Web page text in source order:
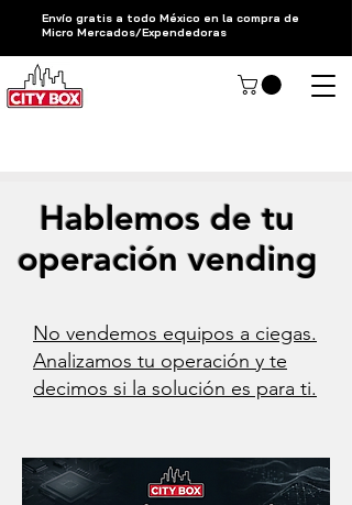
Envío gratis a todo México en la compra de
Micro Mercados/Expendedoras
Hablemos de tu
operación vending
No vendemos equipos a ciegas.
Analizamos tu operación y te
decimos si la solución es para ti.